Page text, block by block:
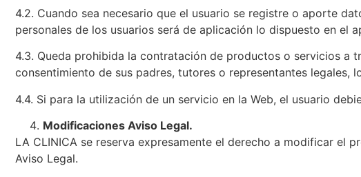
4.2. Cuando sea necesario que el usuario se registre o aporte
personales de los usuarios será de aplicación lo dispuesto en el
4.3. Queda prohibida la contratación de productos o servicios a
consentimiento de sus padres, tutores o representantes legales,
4.4. Si para la utilización de un servicio en la Web, el usuario
Modificaciones Aviso Legal.
LA CLINICA se reserva expresamente el derecho a modificar el
Aviso Legal.